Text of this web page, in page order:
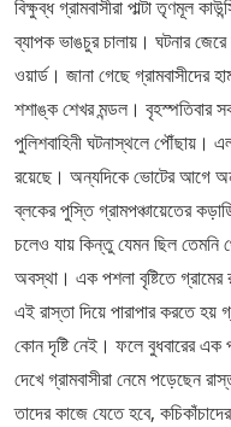
বিক্ষুব্ধ গ্রামবাসীরা পাল্টা তৃণমূল
ব্যাপক ভাঙচুর চালায়। ঘটনার জেরে
ওয়ার্ড। জানা গেছে গ্রামবাসীদের
শশাঙ্ক শেখর মন্ডল। বৃহস্পতিবার
পুলিশবাহিনী ঘটনাস্থলে পৌঁছায়।
রয়েছে। অন্যদিকে ভোটের আগে
ব্লকের পুস্তি গ্রামপঞ্চায়েতের
চলেও যায় কিন্তু যেমন ছিল তেমনি
অবস্থা। এক পশলা বৃষ্টিতে
এই রাস্তা দিয়ে পারাপার করতে
কোন দৃষ্টি নেই। ফলে বুধবারের এক
দেখে গ্রামবাসীরা নেমে পড়েছেন
তাদের কাজে যেতে হবে,